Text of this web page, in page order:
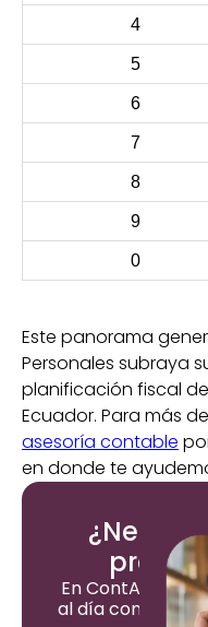
4
5
6
7
8
9
0
Este panorama
Personales subraya
planificación fiscal
Ecuador. Para más
asesoría contable
en donde te
En ContApp
al día con todas